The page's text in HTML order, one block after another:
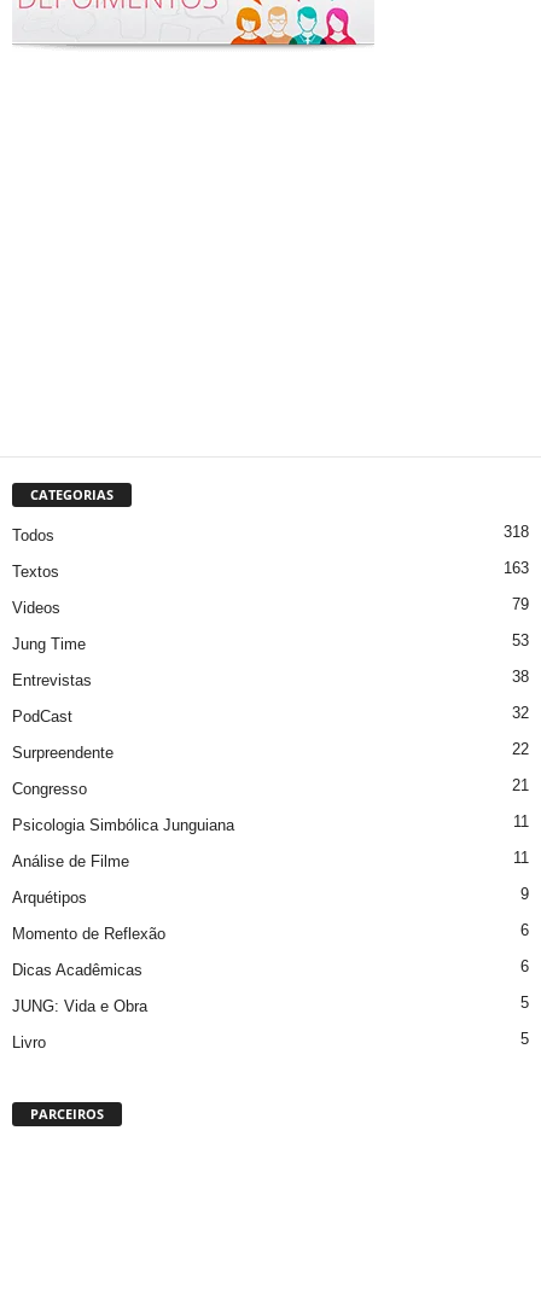
CATEGORIAS
Todos 318
Textos 163
Videos 79
Jung Time 53
Entrevistas 38
PodCast 32
Surpreendente 22
Congresso 21
Psicologia Simbólica Junguiana 11
Análise de Filme 11
Arquétipos 9
Momento de Reflexão 6
Dicas Acadêmicas 6
JUNG: Vida e Obra 5
Livro 5
PARCEIROS